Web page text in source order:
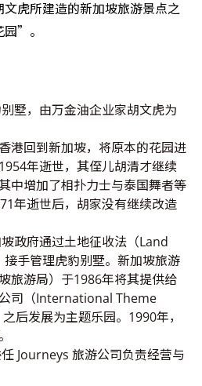
虎所建造的新加坡旅游景点之
”。
墅，由万金油企业家胡文虎为
港回到新加坡，将原本的花园进
年逝世，其侄儿胡清才继续
中增加了相扑力士与泰国舞者等
年逝世后，胡家没有继续改造
政府通过土地征收法（Land
手管理虎豹别墅。新加坡旅游
旅游局）于1986年将其提供给
司（International Theme
后发展为主题乐园。1990年，
Journeys 旅游公司负责经营与